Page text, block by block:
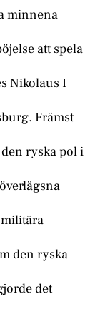
minnena
att spela
Nikolaus I
Främst
ryska pol i
den ryska
det